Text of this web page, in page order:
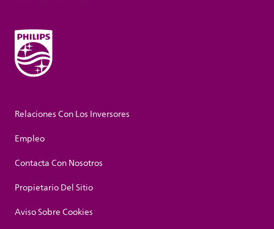
Relaciones Con Los Inversores
Empleo
Contacta Con Nosotros
Propietario Del Sitio
Aviso Sobre Cookies